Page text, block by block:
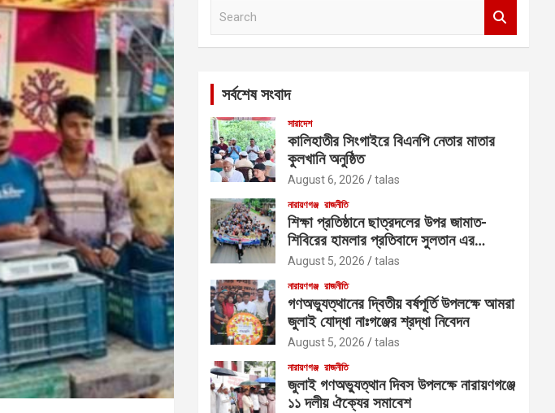
সর্বশেষ সংবাদ
সারাদেশ
কালিহাতীর সিংগাইরে বিএনপি নেতার মাতার
কুলখানি অনুষ্ঠিত
August 6, 2026 talas
নারায়ণগঞ্জ রাজনীতি
শিক্ষা প্রতিষ্ঠানে ছাত্রদলের উপর জামাত-
শিবিরের হামলার প্রতিবাদে সুলতান এর
নেতৃত্বে বিক্ষোভ
August 5, 2026 talas
নারায়ণগঞ্জ রাজনীতি
গণঅভ্যুত্থানের দ্বিতীয় বর্ষপূর্তি উপলক্ষে আমরা
জুলাই যোদ্ধা নাঃগঞ্জের শ্রদ্ধা নিবেদন
August 5, 2026 talas
নারায়ণগঞ্জ রাজনীতি
জুলাই গণঅভ্যুত্থান দিবস উপলক্ষে নারায়ণগঞ্জে
১১ দলীয় ঐক্যের সমাবেশ